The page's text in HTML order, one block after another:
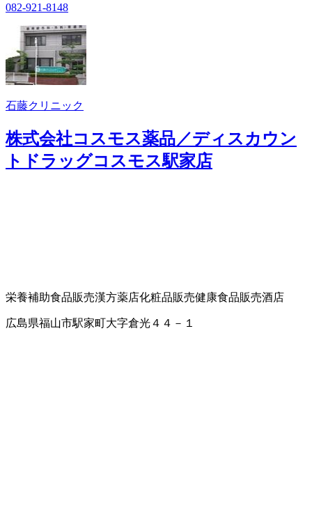
082-921-8148
石藤クリニック
株式会社コスモス薬品／ディスカウン
トドラッグコスモス駅家店
栄養補助食品販売漢方薬店化粧品販売健康食品販売酒店
広島県福山市駅家町大字倉光４４－１